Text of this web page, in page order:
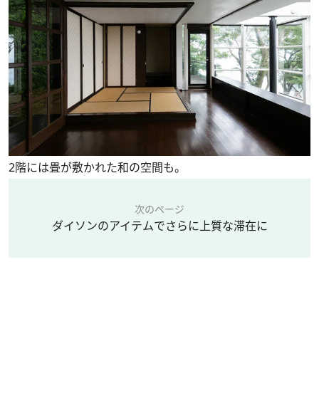
2階には畳が敷かれた和の空間も。
次のページ
ダイソンのアイテムでさらに上質な滞在に